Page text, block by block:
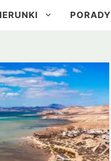
Kuba
PORADY